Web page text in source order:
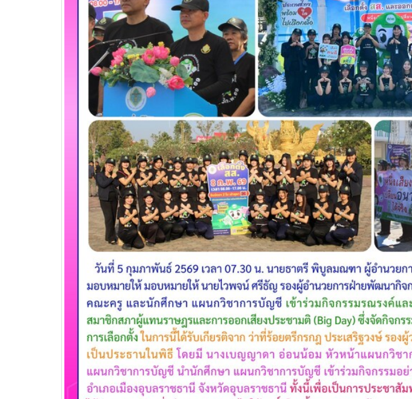
วท.อุบลฯ ต้อนรับผู้แทนจาก
บริษัท แบ็กส์บริการภาคพื้น
จำกัดร่วมมือทางวิชาการ
เพื่อพัฒนาศักยภาพผู้เรียนสู่ภาคอุสา
หกรรมการบิน
วท.อุบลฯ นำนักเรียน
นักศึกษา เข้ารับการทดสอบ
เพื่อจัดทำใบขับขี่รถ
จักรยานยนต์ ภายใต้โครงการเทคนิค
อุบล คนรุ่นใหม่ มีใบขับขี่
บริษัท แลคตาซอย จำกัด
มอบให้แก่นักเรียน นักศึกษา
วิทยาลัยเทคนิคอุบลราชธานี
วท.อุบลฯ ต้อนรับคณะ
กรรมการติดตามการ
ติดตามการดำเนินงานของ
สถานศึกษาในการขับเคลื่อนการจัดการ
อาชีวศึกษา ปีงบประมาณ พ.ศ. 2569